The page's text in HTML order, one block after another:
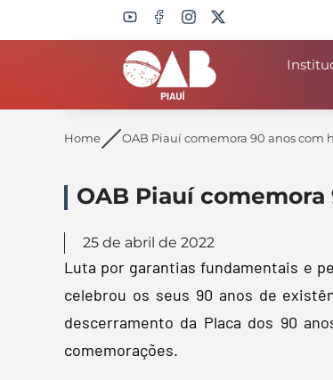
Search
Home OAB Piauí comemora 90 anos com
OAB Piauí
25 de abril de 2022
Luta por garantias fundamentais e
celebrou os seus 90 anos de
descerramento da Placa dos 90
comemorações.